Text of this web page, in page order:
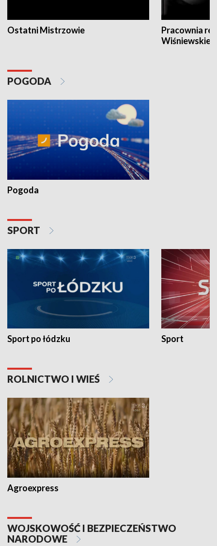
Ostatni Mistrzowie
Pracownia
POGODA
Pogoda
SPORT
Sport po łódzku Sport
ROLNICTWO I WIEŚ
Agroexpress
WOJSKOWOŚĆ I BEZPIECZEŃSTWO
NARODOWE